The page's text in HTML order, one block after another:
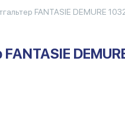
FANTASIE DEMURE